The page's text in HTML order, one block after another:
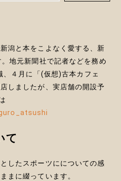
潟と本をこよなく愛する、新
地元新聞社で記者などを務め
、４月に「(仮想)古本カフェ
しましたが、実店舗の開設予
て
したスポーツにについての感
まに綴っています。